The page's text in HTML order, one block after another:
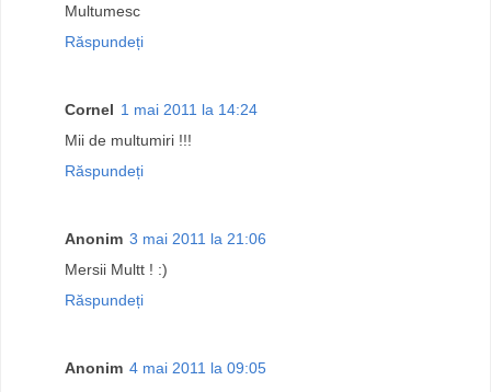
Multumesc
Răspundeți
Cornel 1 mai 2011 la 14:24
Mii de multumiri !!!
Răspundeți
Anonim 3 mai 2011 la 21:06
Mersii Multt ! :)
Răspundeți
Anonim 4 mai 2011 la 09:05